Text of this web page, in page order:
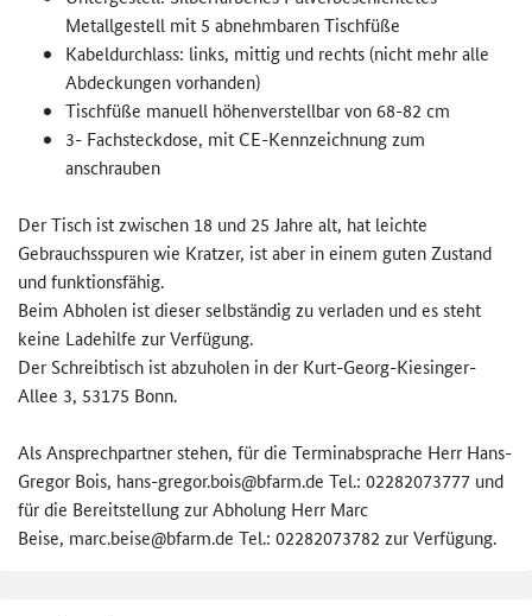
Metallgestell mit 5 abnehmbaren Tischfüße
Kabeldurchlass: links, mittig und rechts (nicht mehr alle
Abdeckungen vorhanden)
Tischfüße manuell höhenverstellbar von 68-82 cm
3- Fachsteckdose, mit CE-Kennzeichnung zum
anschrauben
Der Tisch ist zwischen 18 und 25 Jahre alt, hat leichte
Gebrauchsspuren wie Kratzer, ist aber in einem guten Zustand
und funktionsfähig.
Beim Abholen ist dieser selbständig zu verladen und es steht
keine Ladehilfe zur Verfügung.
Der Schreibtisch ist abzuholen in der Kurt-Georg-Kiesinger-
Allee 3, 53175 Bonn.
Als Ansprechpartner stehen, für die Terminabsprache Herr Hans-
Gregor Bois, hans-gregor.bois@bfarm.de Tel.: 02282073777 und
für die Bereitstellung zur Abholung Herr Marc
Beise, marc.beise@bfarm.de Tel.: 02282073782 zur Verfügung.